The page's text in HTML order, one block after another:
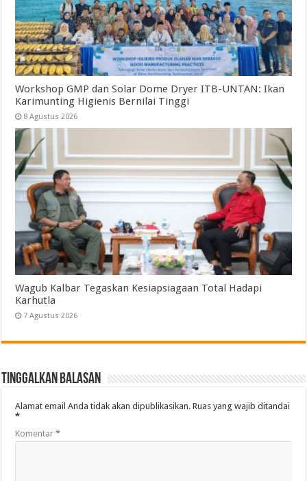
Workshop GMP dan Solar Dome Dryer ITB-UNTAN: Ikan
Karimunting Higienis Bernilai Tinggi
8 Agustus 2026
Wagub Kalbar Tegaskan Kesiapsiagaan Total Hadapi
Karhutla
7 Agustus 2026
Tinggalkan Balasan
Alamat email Anda tidak akan dipublikasikan. Ruas yang wajib ditandai
*
Komentar*